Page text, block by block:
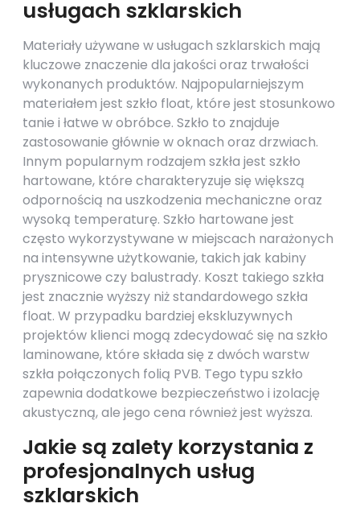
usługach szklarskich
Materiały używane w usługach szklarskich mają
kluczowe znaczenie dla jakości oraz trwałości
wykonanych produktów. Najpopularniejszym
materiałem jest szkło float, które jest stosunkowo
tanie i łatwe w obróbce. Szkło to znajduje
zastosowanie głównie w oknach oraz drzwiach.
Innym popularnym rodzajem szkła jest szkło
hartowane, które charakteryzuje się większą
odpornością na uszkodzenia mechaniczne oraz
wysoką temperaturę. Szkło hartowane jest
często wykorzystywane w miejscach narażonych
na intensywne użytkowanie, takich jak kabiny
prysznicowe czy balustrady. Koszt takiego szkła
jest znacznie wyższy niż standardowego szkła
float. W przypadku bardziej ekskluzywnych
projektów klienci mogą zdecydować się na szkło
laminowane, które składa się z dwóch warstw
szkła połączonych folią PVB. Tego typu szkło
zapewnia dodatkowe bezpieczeństwo i izolację
akustyczną, ale jego cena również jest wyższa.
Jakie są zalety korzystania z
profesjonalnych usług
szklarskich